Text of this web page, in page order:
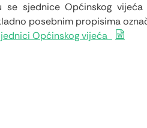
se sjednice Općinskog
posebnim propisima
Općinskog vijeća